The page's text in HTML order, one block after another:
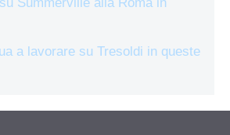
a lavorare su Tresoldi in queste